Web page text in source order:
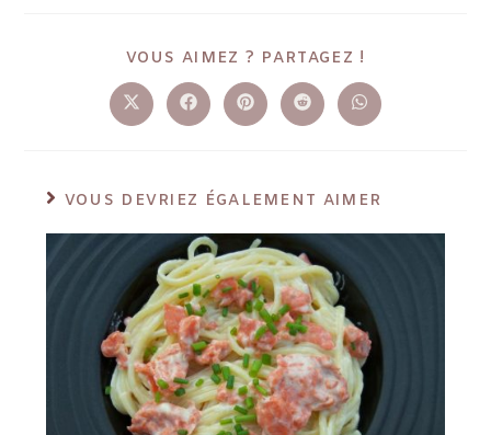
VOUS AIMEZ ? PARTAGEZ !
VOUS DEVRIEZ ÉGALEMENT AIMER